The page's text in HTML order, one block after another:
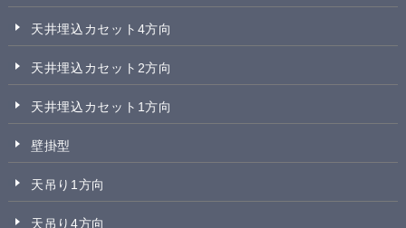
天井埋込カセット4方向
天井埋込カセット2方向
天井埋込カセット1方向
壁掛型
天吊り1方向
天吊り4方向